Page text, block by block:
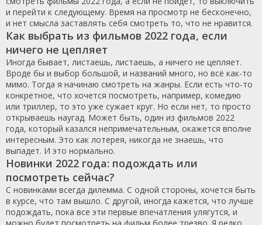
и перейти к следующему. Время на просмотр не бесконечно,
и нет смысла заставлять себя смотреть то, что не нравится.
Как выбрать из фильмов 2022 года, если
ничего не цепляет
Иногда бывает, листаешь, листаешь, а ничего не цепляет.
Вроде бы и выбор большой, и названий много, но всё как-то
мимо. Тогда я начинаю смотреть на жанры. Если есть что-то
конкретное, что хочется посмотреть, например, комедию
или триллер, то это уже сужает круг. Но если нет, то просто
открываешь наугад. Может быть, один из фильмов 2022
года, который казался непримечательным, окажется вполне
интересным. Это как лотерея, никогда не знаешь, что
выпадет. И это нормально.
Новинки 2022 года: подождать или
посмотреть сейчас?
С новинками всегда дилемма. С одной стороны, хочется быть
в курсе, что там вышло. С другой, иногда кажется, что лучше
подождать, пока все эти первые впечатления улягутся, и